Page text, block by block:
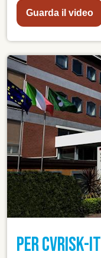
Guarda il video
PER CVRISK-